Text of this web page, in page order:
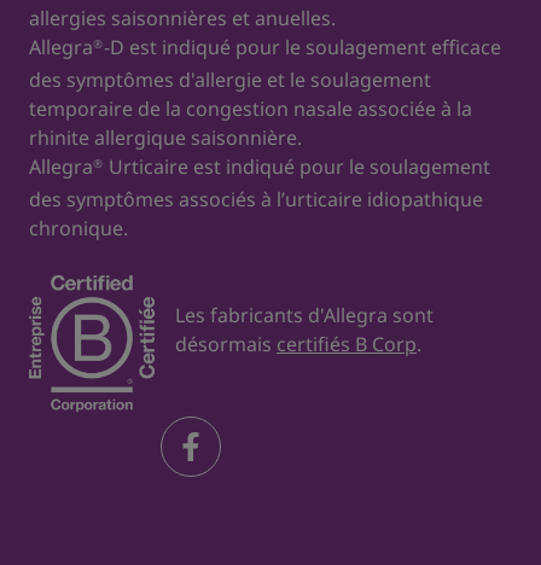
allergies saisonnières et anuelles.
Allegra®-D est indiqué pour le soulagement efficace
des symptômes d'allergie et le soulagement
temporaire de la congestion nasale associée à la
rhinite allergique saisonnière.
Allegra® Urticaire est indiqué pour le soulagement
des symptômes associés à l’urticaire idiopathique
chronique.
Les fabricants d'Allegra sont
désormais certifiés B Corp.